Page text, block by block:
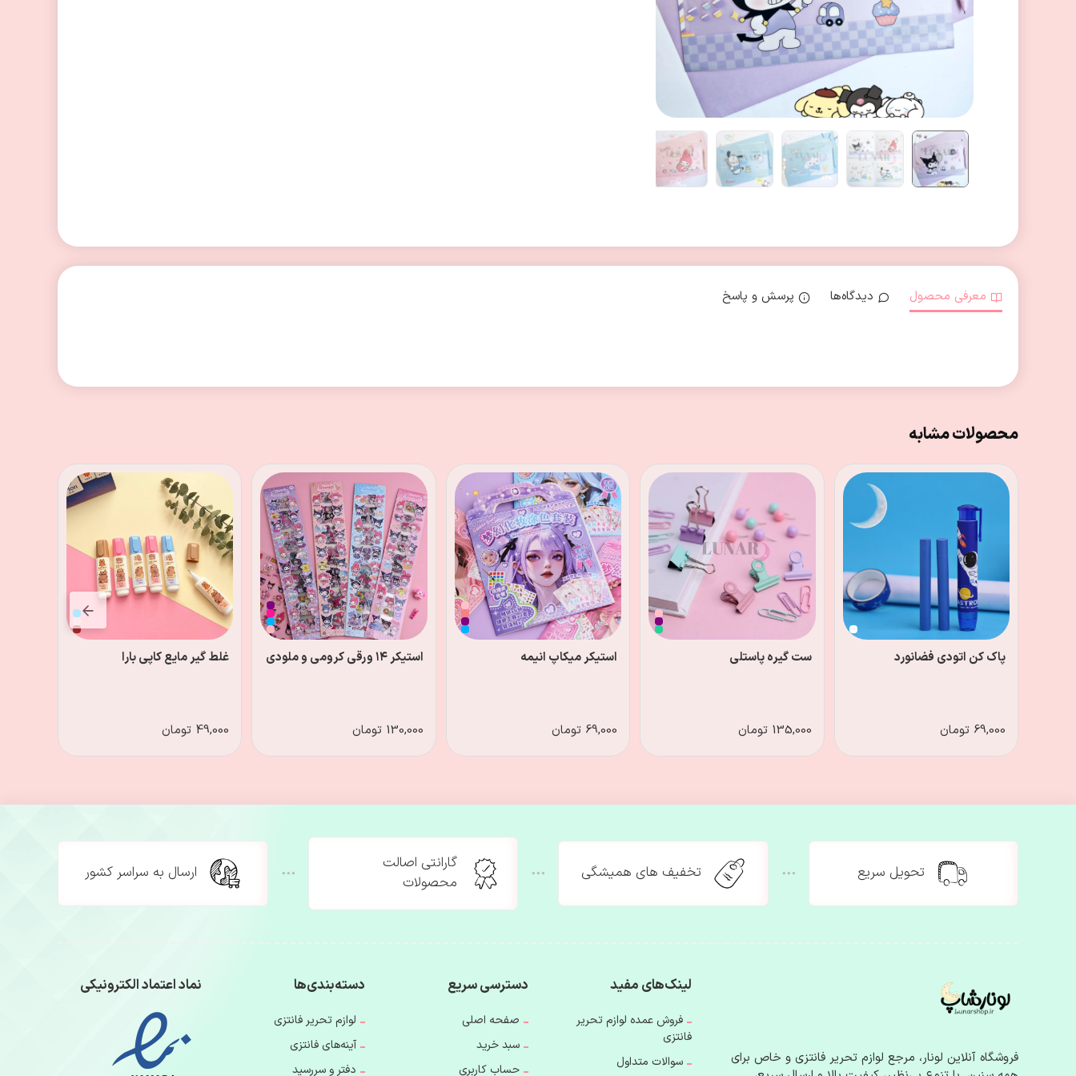
معرفی محصول دیدگاه‌ها پرسش و پاسخ
محصولات مشابه
پاک کن اتودی فضانورد
69,000 تومان
ست گیره پاستلی
135,000 تومان
استیکر میکاپ انیمه
69,000 تومان
استیکر ۱۴ ورقی کرومی و ملودی
130,000 تومان
غلط گیر مایع کاپی بارا
49,000 تومان
تحویل سریع تخفیف های همیشگی
گارانتی اصالت
محصولات
ارسال به سراسر کشور
فروشگاه آنلاین لونار، مرجع لوازم‌ تحریر فانتزی و خاص برای
لینک‌های مفید
فروش عمده لوازم تحریر
فانتزی
سوالات متداول
دسترسی سریع
صفحه اصلی
سبد خرید
حساب کاربری
دسته‌بندی‌ها
لوازم تحریر فانتزی
آینه‌های فانتزی
دفتر و سررسید
نماد اعتماد الکترونیکی